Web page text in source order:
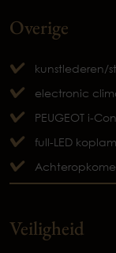
Overige
kunstlederen/
electronic
PEUGEOT i-
full-LED
Veiligheid